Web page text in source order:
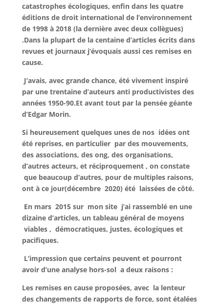
catastrophes écologiques, enfin dans les quatre
éditions de droit international de l’environnement
de 1998 à 2018 (la dernière avec deux collègues)
.Dans la plupart de la centaine d’articles écrits dans
revues et journaux j’évoquais aussi ces remises en
cause.
J’avais, avec grande chance, été vivement inspiré
par une trentaine d’auteurs anti productivistes des
années 1950-90.Et avant tout par la pensée géante
d’Edgar Morin.
Si heureusement quelques unes de nos idées ont
été reprises, en particulier par des mouvements,
des associations, des ong, des organisations,
d’autres acteurs, et réciproquement , on constate
que beaucoup d’autres, pour de multiples raisons,
ont à ce jour(décembre 2020) été laissées de côté.
En mars 2015 sur mon site j’ai rassemblé en une
dizaine d’articles, un tableau général de moyens
viables , démocratiques, justes, écologiques et
pacifiques.
L’impression que certains peuvent et pourront
avoir d’une analyse hors-sol a deux raisons :
Les remises en cause proposées, avec la lenteur
des changements de rapports de force, sont étalées